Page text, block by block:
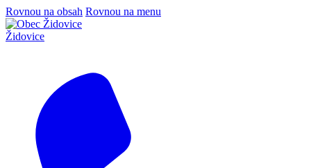
Rovnou na obsah Rovnou na menu
Židovice